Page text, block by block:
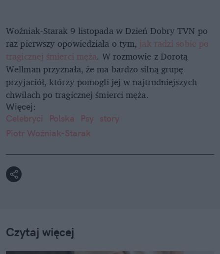
Woźniak-Starak 9 listopada w Dzień Dobry TVN po
raz pierwszy opowiedziała o tym, jak radzi sobie po
tragicznej śmierci męża. W rozmowie z Dorotą
Wellman przyznała, że ma bardzo silną grupę
przyjaciół, którzy pomogli jej w najtrudniejszych
chwilach po tragicznej śmierci męża.
Więcej:
Celebryci
Polska Psy story
Piotr Woźniak-Starak
Czytaj więcej